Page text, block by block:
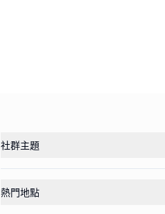
社群主題
熱門地點